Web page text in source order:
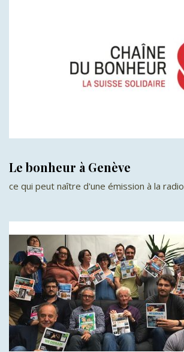
Le bonheur à Genève
ce qui peut naître d'une émission à la radio